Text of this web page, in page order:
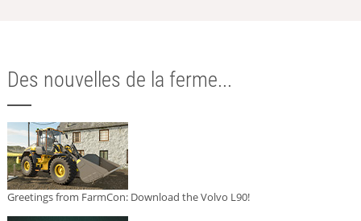
Des nouvelles de la ferme...
Greetings from FarmCon: Download the Volvo L90!